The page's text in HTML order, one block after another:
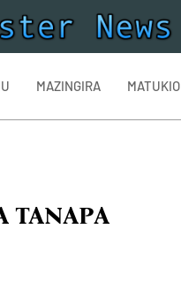
MAZINGIRA MATUKIO
TANAPA